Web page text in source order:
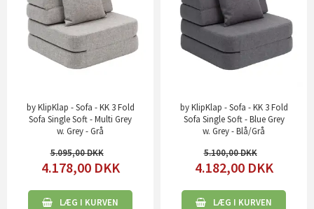
by KlipKlap - Sofa - KK 3 Fold
Sofa Single Soft - Multi Grey
w. Grey - Grå
5.095,00
4.178,00 DKK
LÆG I KURVEN
by KlipKlap - Sofa - KK 3 Fold
Sofa Single Soft - Blue Grey
w. Grey - Blå/Grå
5.100,00
4.182,00 DKK
LÆG I KURVEN